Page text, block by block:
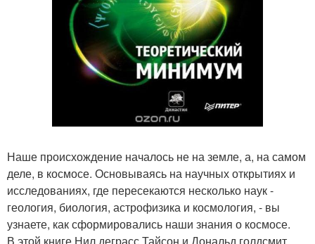
Наше происхождение началось не на земле, а, на самом
деле, в космосе. Основываясь на научных открытиях и
исследованиях, где пересекаются несколько наук -
геология, биология, астрофизика и космология, - вы
узнаете, как сформировались наши знания о космосе.
В этой книге Нил деграсс Тайсон и Дональд голдсмит